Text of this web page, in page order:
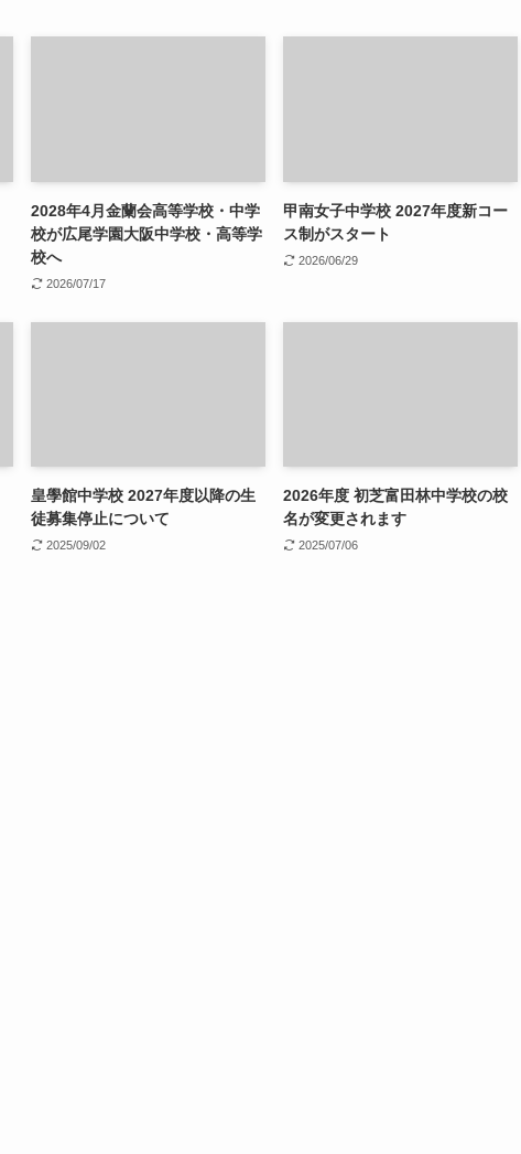
2028年4月金蘭会高等学校・中学
校が広尾学園大阪中学校・高等学
校へ
2026/07/17
甲南女子中学校 2027年度新コー
ス制がスタート
2026/06/29
皇學館中学校 2027年度以降の生
徒募集停止について
2025/09/02
2026年度 初芝富田林中学校の校
名が変更されます
2025/07/06